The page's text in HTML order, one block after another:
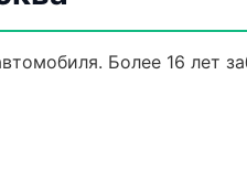
Более 16 лет